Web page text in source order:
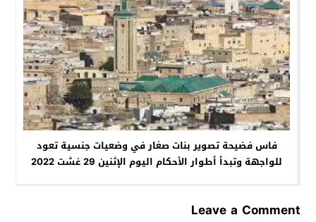
فاس فضيحة تصوير بنات صغار في وضعيات جنسية تعود
للواجهة وتبدأ أطوار الأحكام اليوم الإثنين 29 غشت 2022
Leave a Comment